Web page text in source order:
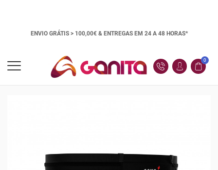
ENVIO GRÁTIS > 100,00€ & ENTREGAS EM 24 A 48 HORAS*
0